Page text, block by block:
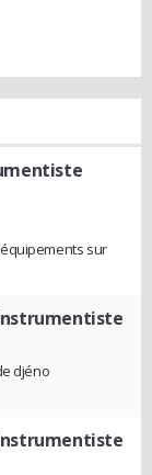
sur
djéno